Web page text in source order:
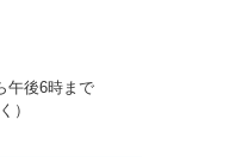
午後6時まで
）